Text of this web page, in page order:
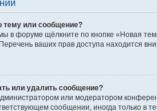
тему или сообщение?
в форуме щёлкните по кнопке «Новая
ваших прав доступа находится
или удалить сообщение?
или модератором
сообщении, иногда только в